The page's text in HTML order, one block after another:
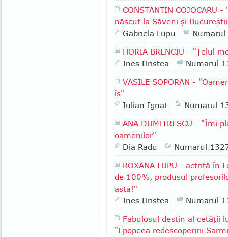
CONSTANTIN
născut la Săveni şi
Gabriela Lupu
HORIA BRENCIU - "Ţelul
Ines Hristea
Numarul
VASILE SOPORAN -
îs"
Iulian Ignat
Numarul
ANA DUMITRESCU - "Îmi
oamenilor"
Dia Radu
Numarul
ROXANA LUPU - actriţă în
de 100%, produsul
asta!"
Ines Hristea
Numarul
Fabulosul destin al cetăţii
"Epopeea redescoperirii